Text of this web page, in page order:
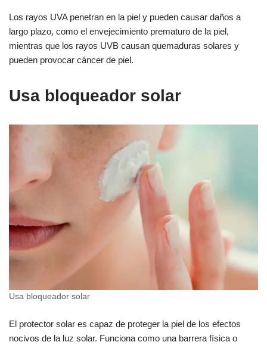
Los rayos UVA penetran en la piel y pueden causar daños a
largo plazo, como el envejecimiento prematuro de la piel,
mientras que los rayos UVB causan quemaduras solares y
pueden provocar cáncer de piel.
Usa bloqueador solar
Usa bloqueador solar
El protector solar es capaz de proteger la piel de los efectos
nocivos de la luz solar. Funciona como una barrera física o